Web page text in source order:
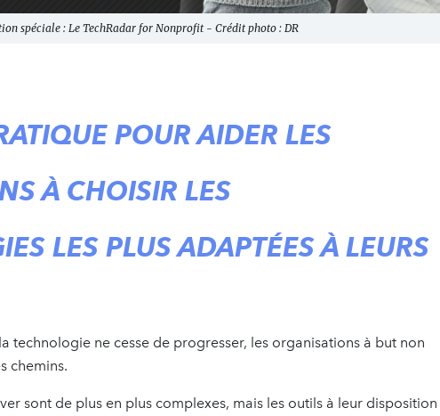
spéciale : Le TechRadar for Nonprofit - Crédit photo : DR
POUR AIDER LES
À CHOISIR LES
LES PLUS ADAPTÉES À LEURS
technologie ne cesse de progresser, les organisations à but non
chemins.
sont de plus en plus complexes, mais les outils à leur disposition